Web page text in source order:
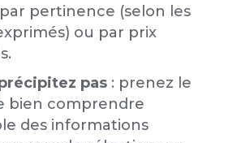
pertinence (selon les
ou par prix
pas : prenez le
bien comprendre
des informations